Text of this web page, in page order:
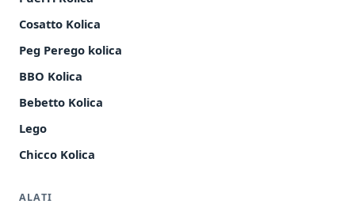
Cosatto Kolica
Peg Perego kolica
BBO Kolica
Bebetto Kolica
Lego
Chicco Kolica
ALATI